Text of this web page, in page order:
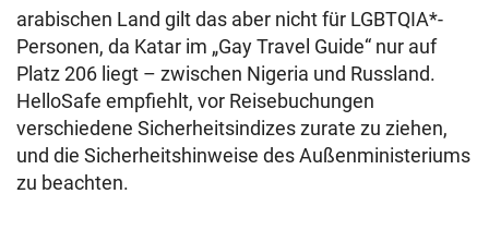
arabischen Land gilt das aber nicht für LGBTQIA*-
Personen, da Katar im „Gay Travel Guide“ nur auf
Platz 206 liegt – zwischen Nigeria und Russland.
HelloSafe empfiehlt, vor Reisebuchungen
verschiedene Sicherheitsindizes zurate zu ziehen,
und die Sicherheitshinweise des Außenministeriums
zu beachten.